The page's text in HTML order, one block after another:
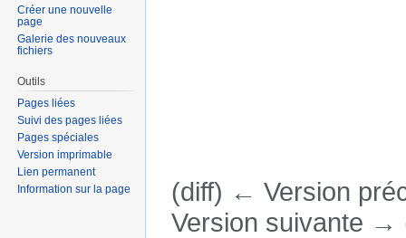
(diff) ← Version
Version suivante →
Créer une nouvelle
page
Galerie des nouveaux
fichiers
Outils
Pages liées
Suivi des pages liées
Pages spéciales
Version imprimable
Lien permanent
Information sur la page